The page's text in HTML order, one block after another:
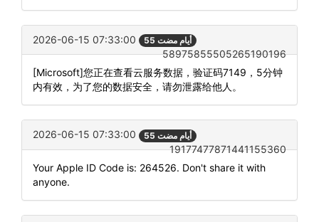
2026-06-15 07:33:00 55 أيام مضت
58975855505265190196
[Microsoft]您正在查看云服务数据，验证码7149，5分钟
内有效，为了您的数据安全，请勿泄露给他人。
2026-06-15 07:33:00 55 أيام مضت
19177477871441155360
Your Apple ID Code is: 264526. Don't share it with
anyone.